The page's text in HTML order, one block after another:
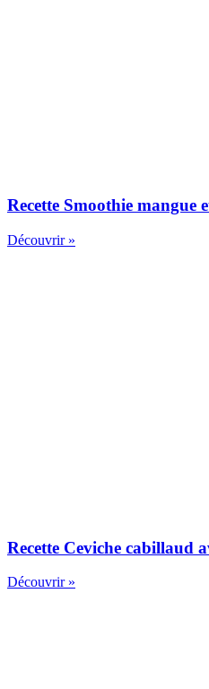
Recette Smoothie mangue
Découvrir »
Recette Ceviche cabillaud
Découvrir »